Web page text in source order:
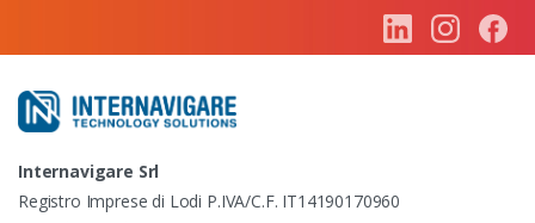
Internavigare Srl
Registro Imprese di Lodi P.IVA/C.F. IT14190170960